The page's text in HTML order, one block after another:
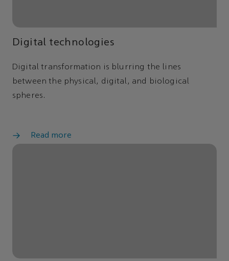
Digital technologies
Digital transformation is blurring the lines
between the physical, digital, and biological
spheres.
Read more